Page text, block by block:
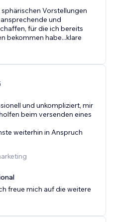
Vorstellungen
und
für die ich bereits
bekommen habe...klare
und unkompliziert, mir
beim versenden eines
weiterhin in Anspruch
freue mich auf die weitere